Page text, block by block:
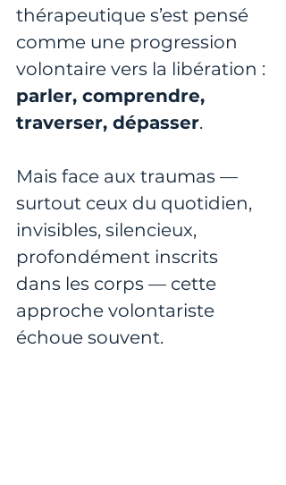
thérapeutique s’est pensé
comme une progression
volontaire vers la libération :
parler, comprendre,
traverser, dépasser.
Mais face aux traumas —
surtout ceux du quotidien,
invisibles, silencieux,
profondément inscrits
dans les corps — cette
approche volontariste
échoue souvent.